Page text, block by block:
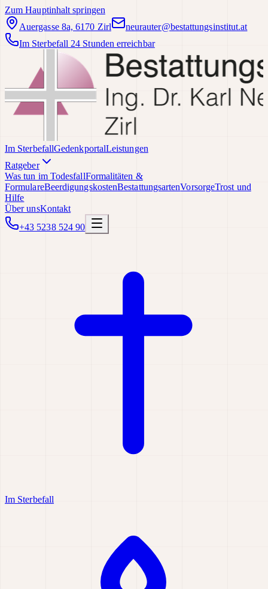
Zum Hauptinhalt springen
Auergasse 8a, 6170 Zirl
neurauter@bestattungsinstitut.at
Im Sterbefall 24 Stunden erreichbar
Im SterbefallGedenkportalLeistungen
Ratgeber
Was tun im TodesfallFormalitäten &
FormulareBeerdigungskostenBestattungsartenVorsorgeTrost und
Hilfe
Über unsKontakt
+43 5238 524 90
Im Sterbefall